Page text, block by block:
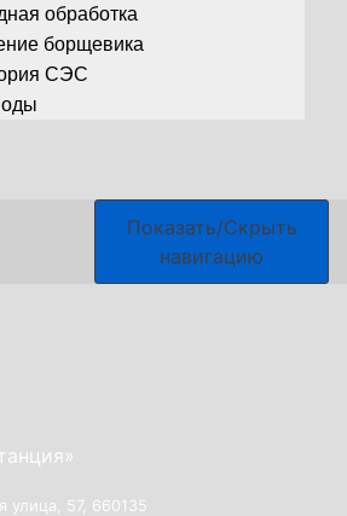
обработка
борщевика
СЭС
Показать/Скрыть
навигацию
улица, 57, 660135